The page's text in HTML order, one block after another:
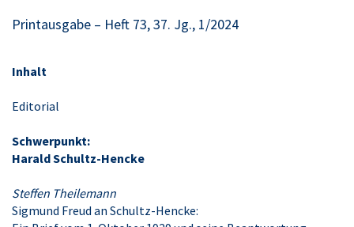
Printausgabe – Heft 73, 37. Jg., 1/2024
Inhalt
Editorial
Schwerpunkt:
Harald Schultz-Hencke
Steffen Theilemann
Sigmund Freud an Schultz-Hencke: